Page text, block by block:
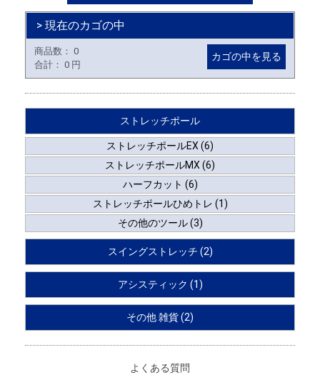
> 現在のカゴの中
商品数： 0
合計： 0 円
カゴの中を見る
ストレッチポール
ストレッチポールEX (6)
ストレッチポールMX (6)
ハーフカット (6)
ストレッチポールひめトレ (1)
その他のツール (3)
スイングストレッチ (2)
アシスティック (1)
その他 雑貨 (2)
よくある質問